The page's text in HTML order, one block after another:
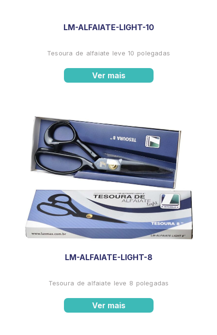
LM-ALFAIATE-LIGHT-10
Tesoura de alfaiate leve 10 polegadas
Ver mais
LM-ALFAIATE-LIGHT-8
Tesoura de alfaiate leve 8 polegadas
Ver mais